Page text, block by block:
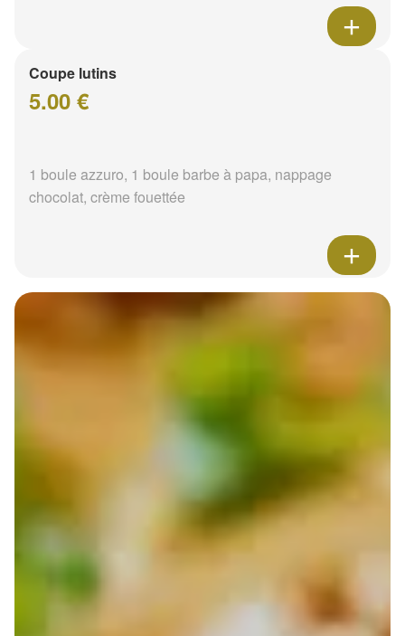
Coupe lutins
5.00 €
1 boule azzuro, 1 boule barbe à papa, nappage
chocolat, crème fouettée